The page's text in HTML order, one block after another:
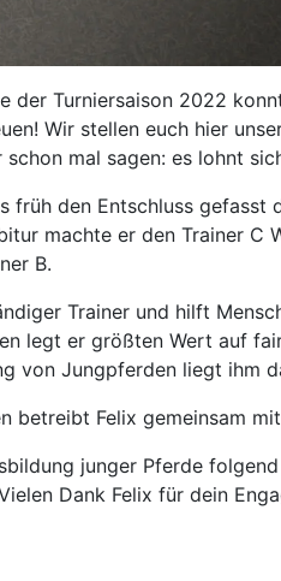
der Turniersaison 2022
Wir stellen euch hier
mal sagen: es lohnt
früh den Entschluss
machte er den Trainer
B.
Trainer und hilft
legt er größten Wert auf
von Jungpferden liegt ihm
betreibt Felix gemeinsam
junger Pferde
Dank Felix für dein